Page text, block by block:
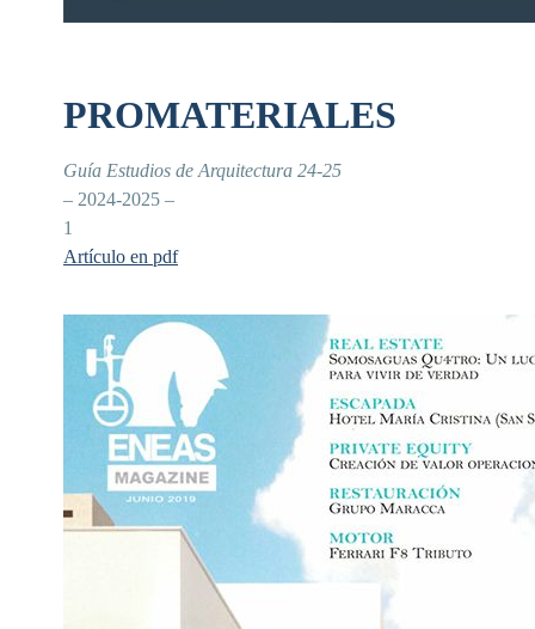
PROMATERIALES
Guía Estudios de Arquitectura 24-25
– 2024-2025 –
1
Artículo en pdf